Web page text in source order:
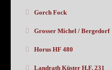
Gorch Fock
Grosser Michel / Bergedorf
Horus HF 480
Landrath Küster H.F. 231